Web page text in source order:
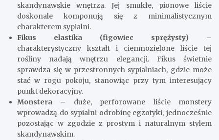
skandynawskie wnętrza. Jej smukłe, pionowe liście
doskonale komponują się z minimalistycznym
charakterem sypialni.
Fikus elastika (figowiec sprężysty) –
charakterystyczny kształt i ciemnozielone liście tej
rośliny nadają wnętrzu elegancji. Fikus świetnie
sprawdza się w przestronnych sypialniach, gdzie może
stać w rogu pokoju, stanowiąc przy tym interesujący
punkt dekoracyjny.
Monstera – duże, perforowane liście monstery
wprowadzą do sypialni odrobinę egzotyki, jednocześnie
pozostając w zgodzie z prostym i naturalnym stylem
skandynawskim.